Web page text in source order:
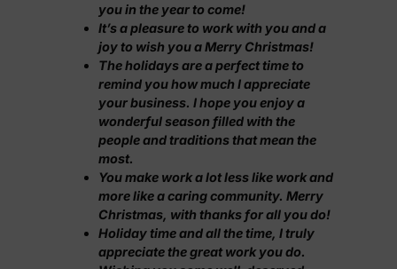
you in the year to come!
It’s a pleasure to work with you and a
joy to wish you a Merry Christmas!
The holidays are a perfect time to
remind you how much I appreciate
your business. I hope you enjoy a
wonderful season filled with the
people and traditions that mean the
most.
You make work a lot less like work and
more like a caring community. Merry
Christmas, with thanks for all you do!
Holiday time and all the time, I truly
appreciate the great work you do.